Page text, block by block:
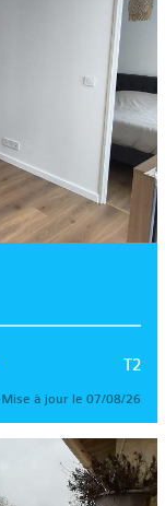
T2
Mise à jour le 07/08/26